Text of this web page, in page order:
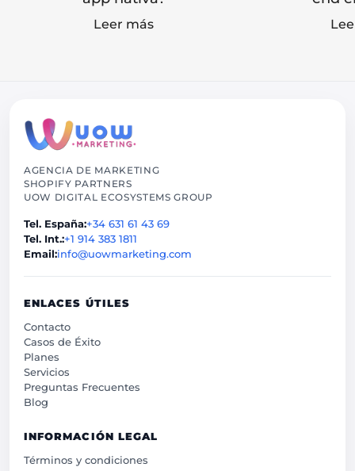
Leer más
AGENCIA DE MARKETING
SHOPIFY PARTNERS
UOW DIGITAL ECOSYSTEMS GROUP
Tel. España:+34 631 61 43 69
Tel. Int.:+1 914 383 1811
Email:info@uowmarketing.com
ENLACES ÚTILES
Contacto
Casos de Éxito
Planes
Servicios
Preguntas Frecuentes
Blog
INFORMACIÓN LEGAL
Términos y condiciones